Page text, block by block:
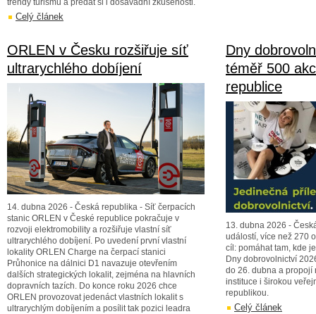
trendy turismu a předat si i dosavadní zkušenosti.
Celý článek
ORLEN v Česku rozšiřuje síť
ultrarychlého dobíjení
14. dubna 2026 - Česká republika - Síť čerpacích
stanic ORLEN v České republice pokračuje v
rozvoji elektromobility a rozšiřuje vlastní síť
ultrarychlého dobíjení. Po uvedení první vlastní
lokality ORLEN Charge na čerpací stanici
Průhonice na dálnici D1 navazuje otevřením
dalších strategických lokalit, zejména na hlavních
dopravních tazích. Do konce roku 2026 chce
ORLEN provozovat jedenáct vlastních lokalit s
ultrarychlým dobíjením a posílit tak pozici leadra
Dny
téměř 500
republice
13. dubna 2026 -
událostí, více než 270
cíl: pomáhat tam, kde
Dny dobrovolnictví
do 26. dubna a propojí
instituce i širokou
republikou.
Celý článek